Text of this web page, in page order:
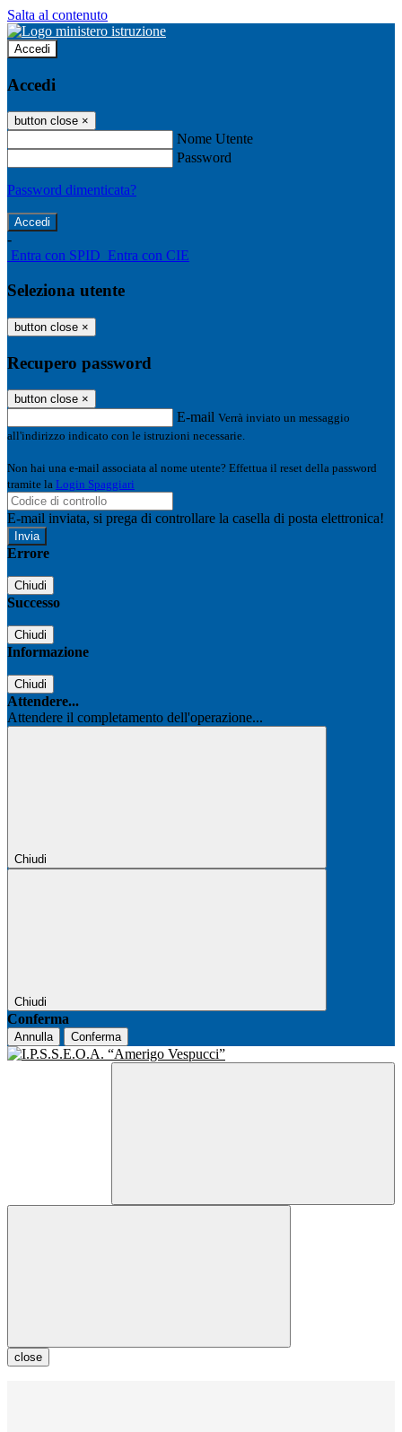
Salta al contenuto
Accedi
Accedi
button close ×
Nome Utente
Password
Password dimenticata?
-
Entra con SPID Entra con CIE
Seleziona utente
button close ×
Recupero password
button close ×
E-mail Verrà inviato un messaggio
all'indirizzo indicato con le istruzioni necessarie.
Non hai una e-mail associata al nome utente? Effettua il reset della password
tramite la Login Spaggiari
E-mail inviata, si prega di controllare la casella di posta elettronica!
Errore
Chiudi
Successo
Chiudi
Informazione
Chiudi
Attendere...
Attendere il completamento dell'operazione...
Chiudi
Chiudi
Conferma
Annulla Conferma
close